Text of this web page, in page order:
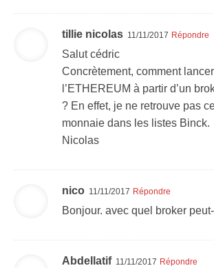
tillie nicolas 11/11/2017 Répondre
Salut cédric
Concrètement, comment
l’ETHEREUM à partir d’un
? En effet, je ne retrouve pas
monnaie dans les listes Binck.
Nicolas
nico 11/11/2017 Répondre
Bonjour. avec quel broker
Abdellatif 11/11/2017 Répondre